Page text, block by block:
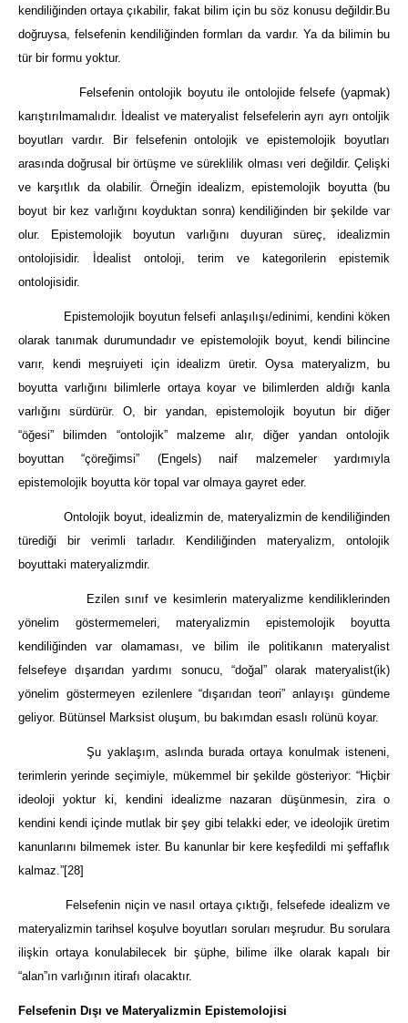
kendiliğinden ortaya çıkabilir, fakat bilim için bu söz konusu değildir.Bu
doğruysa, felsefenin kendiliğinden formları da vardır. Ya da bilimin bu
tür bir formu yoktur.
Felsefenin ontolojik boyutu ile ontolojide felsefe (yapmak)
karıştırılmamalıdır. İdealist ve materyalist felsefelerin ayrı ayrı ontoljik
boyutları vardır. Bir felsefenin ontolojik ve epistemolojik boyutları
arasında doğrusal bir örtüşme ve süreklilik olması veri değildir. Çelişki
ve karşıtlık da olabilir. Örneğin idealizm, epistemolojik boyutta (bu
boyut bir kez varlığını koyduktan sonra) kendiliğinden bir şekilde var
olur. Epistemolojik boyutun varlığını duyuran süreç, idealizmin
ontolojisidir. İdealist ontoloji, terim ve kategorilerin epistemik
ontolojisidir.
Epistemolojik boyutun felsefi anlaşılışı/edinimi, kendini köken
olarak tanımak durumundadır ve epistemolojik boyut, kendi bilincine
varır, kendi meşruiyeti için idealizm üretir. Oysa materyalizm, bu
boyutta varlığını bilimlerle ortaya koyar ve bilimlerden aldığı kanla
varlığını sürdürür. O, bir yandan, epistemolojik boyutun bir diğer
“öğesi” bilimden “ontolojik” malzeme alır, diğer yandan ontolojik
boyuttan “çöreğimsi” (Engels) naif malzemeler yardımıyla
epistemolojik boyutta kör topal var olmaya gayret eder.
Ontolojik boyut, idealizmin de, materyalizmin de kendiliğinden
türediği bir verimli tarladır. Kendiliğinden materyalizm, ontolojik
boyuttaki materyalizmdir.
Ezilen sınıf ve kesimlerin materyalizme kendiliklerinden
yönelim göstermemeleri, materyalizmin epistemolojik boyutta
kendiliğinden var olamaması, ve bilim ile politikanın materyalist
felsefeye dışarıdan yardımı sonucu, “doğal” olarak materyalist(ik)
yönelim göstermeyen ezilenlere “dışarıdan teori” anlayışı gündeme
geliyor. Bütünsel Marksist oluşum, bu bakımdan esaslı rolünü koyar.
Şu yaklaşım, aslında burada ortaya konulmak isteneni,
terimlerin yerinde seçimiyle, mükemmel bir şekilde gösteriyor: “Hiçbir
ideoloji yoktur ki, kendini idealizme nazaran düşünmesin, zira o
kendini kendi içinde mutlak bir şey gibi telakki eder, ve ideolojik üretim
kanunlarını bilmemek ister. Bu kanunlar bir kere keşfedildi mi şeffaflık
kalmaz.”[28]
Felsefenin niçin ve nasıl ortaya çıktığı, felsefede idealizm ve
materyalizmin tarihsel koşulve boyutları soruları meşrudur. Bu sorulara
ilişkin ortaya konulabilecek bir şüphe, bilime ilke olarak kapalı bir
“alan”ın varlığının itirafı olacaktır.
Felsefenin Dışı ve Materyalizmin Epistemolojisi